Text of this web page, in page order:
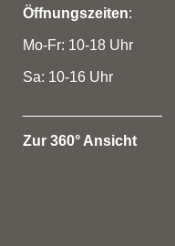
Öffnungszeiten:
Mo-Fr: 10-18 Uhr
Sa: 10-16 Uhr
Zur 360° Ansicht